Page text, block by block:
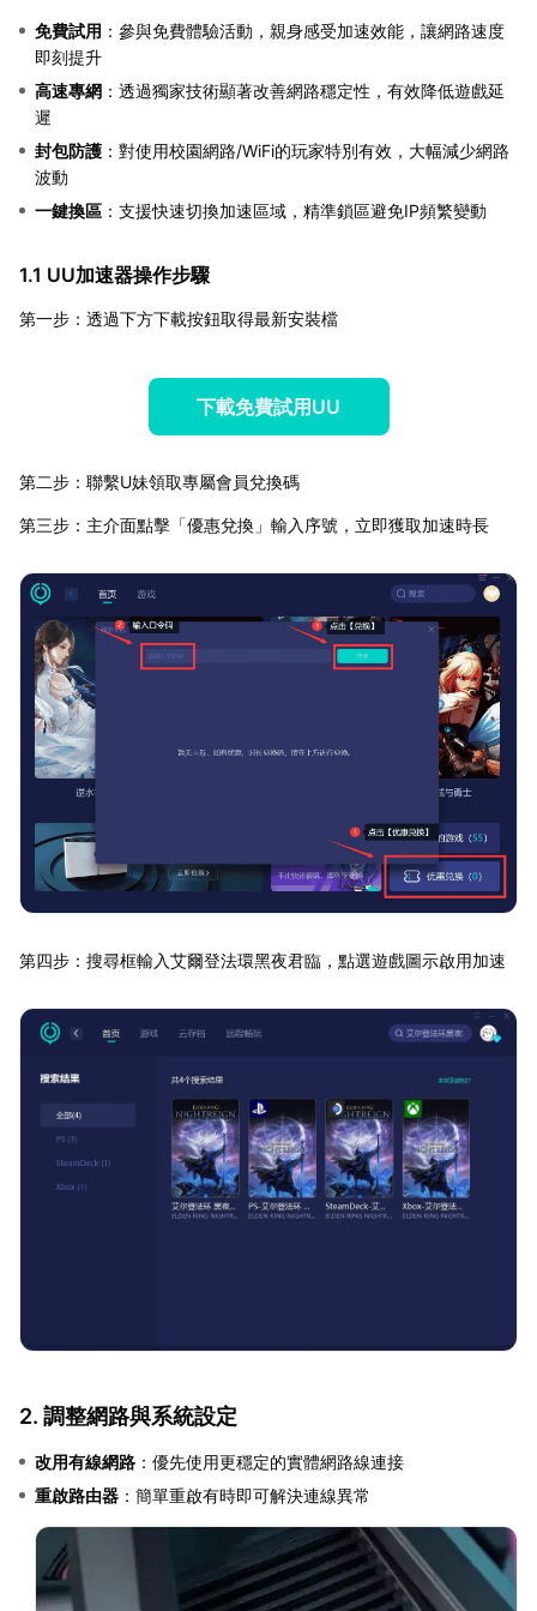
免費試用 ：參與免費體驗活動，親身感受加速效能，讓網路速度
即刻提升
高速專網 ：透過獨家技術顯著改善網路穩定性，有效降低遊戲延
遲
封包防護 ：對使用校園網路/WiFi的玩家特別有效，大幅減少網路
波動
一鍵換區 ：支援快速切換加速區域，精準鎖區避免IP頻繁變動
1.1 UU加速器操作步驟
第一步：透過下方下載按鈕取得最新安裝檔
下載免費試用UU
第二步：聯繫U妹領取專屬會員兌換碼
第三步：主介面點擊「優惠兌換」輸入序號，立即獲取加速時長
第四步：搜尋框輸入艾爾登法環黑夜君臨，點選遊戲圖示啟用加速
2. 調整網路與系統設定
改用有線網路 ：優先使用更穩定的實體網路線連接
重啟路由器 ：簡單重啟有時即可解決連線異常